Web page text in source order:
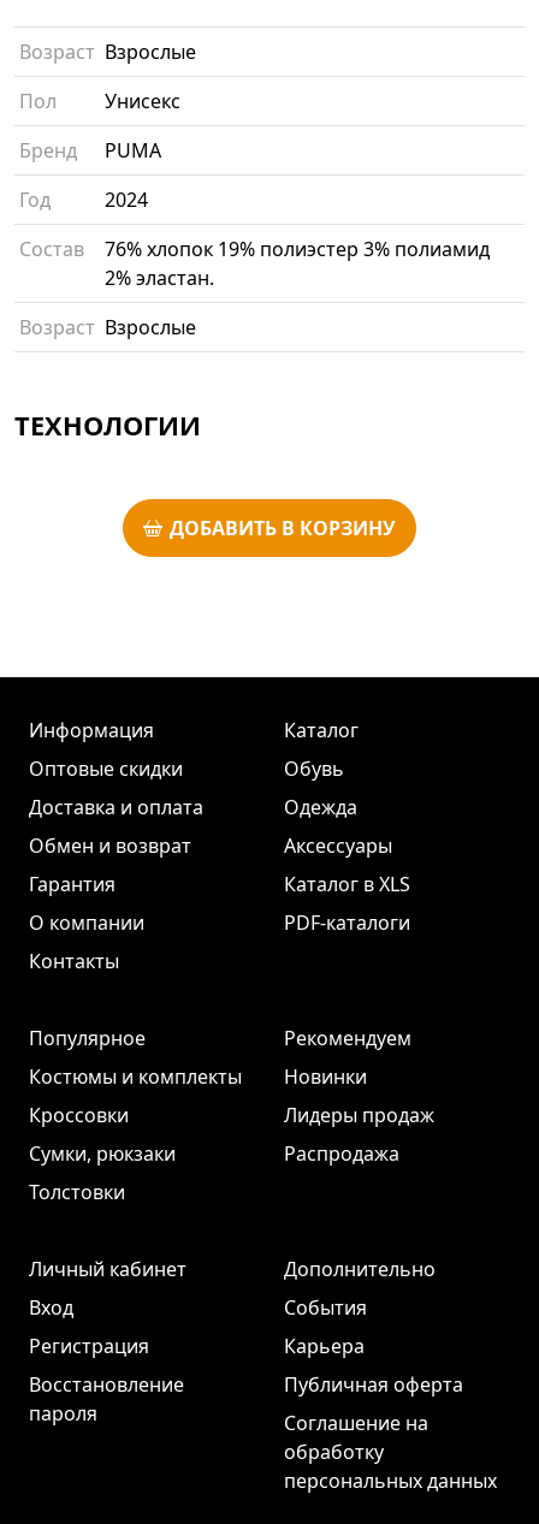
Возраст Взрослые
Пол
Унисекс
Бренд
PUMA
Год
2024
Состав
76% хлопок 19% полиэстер 3% полиамид
2% эластан.
Возраст Взрослые
ТЕХНОЛОГИИ
ДОБАВИТЬ В КОРЗИНУ
Информация
Оптовые скидки
Доставка и оплата
Обмен и возврат
Гарантия
О компании
Контакты
Каталог
Обувь
Одежда
Аксессуары
Каталог в XLS
PDF-каталоги
Популярное
Костюмы и комплекты
Кроссовки
Сумки, рюкзаки
Толстовки
Рекомендуем
Новинки
Лидеры продаж
Распродажа
Личный кабинет
Вход
Регистрация
Восстановление
пароля
Дополнительно
События
Карьера
Публичная оферта
Соглашение на
обработку
персональных данных